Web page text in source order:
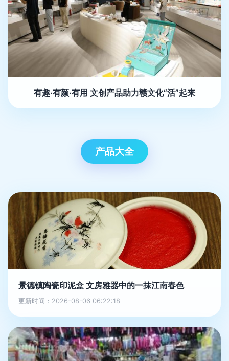
有趣·有颜·有用 文创产品助力赣文化“活”起来
产品大全
景德镇陶瓷印泥盒 文房雅器中的一抹江南春色
更新时间：2026-08-06 06:22:18